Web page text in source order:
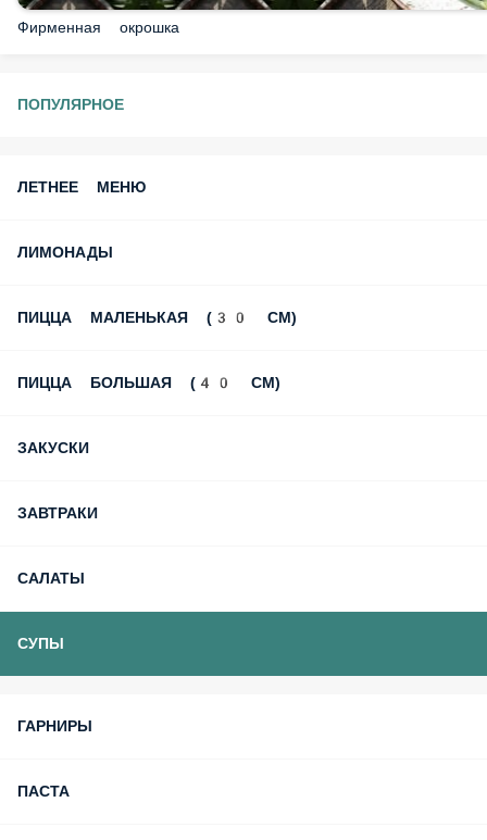
Фирменная окрошка
ПОПУЛЯРНОЕ
ЛЕТНЕЕ МЕНЮ
ЛИМОНАДЫ
ПИЦЦА МАЛЕНЬКАЯ (30 СМ)
ПИЦЦА БОЛЬШАЯ (40 СМ)
ЗАКУСКИ
ЗАВТРАКИ
САЛАТЫ
СУПЫ
ГАРНИРЫ
ПАСТА